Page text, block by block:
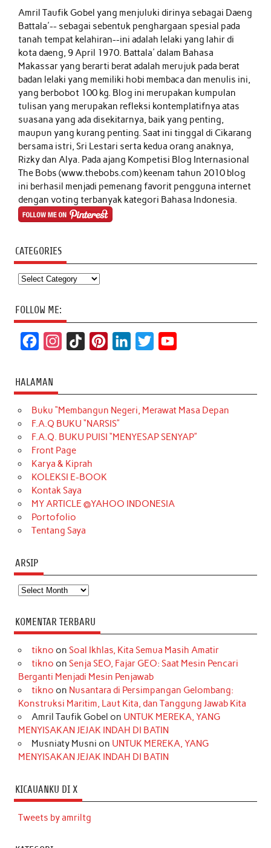
Amril Taufik Gobelyang menjuluki dirinya sebagai Daeng
Battala'-- sebagai sebentuk penghargaan spesial pada
tanah tempat kelahiran--ini adalah lelaki yang lahir di
kota daeng, 9 April 1970. Battala' dalam Bahasa
Makassar yang berarti berat adalah merujuk pada berat
badan lelaki yang memiliki hobi membaca dan menulis ini,
yang berbobot 100 kg. Blog ini merupakan kumpulan
tulisan yang merupakan refleksi kontemplatifnya atas
suasana yang ada disekitarnya, baik yang penting,
maupun yang kurang penting. Saat ini tinggal di Cikarang
bersama istri, Sri Lestari serta kedua orang anaknya,
Rizky dan Alya. Pada ajang Kompetisi Blog Internasional
The Bobs (www.thebobs.com) keenam tahun 2010 blog
ini berhasil menjadi pemenang favorit pengguna internet
dengan voting terbanyak kategori Bahasa Indonesia.
CATEGORIES
Categories
FOLLOW ME:
c
e
b
o
o
k
t
a
g
r
a
m
T
o
k
t
e
r
k
e
d
t
t
e
T
u
b
HALAMAN
Buku “Membangun Negeri, Merawat Masa Depan
F.A.Q BUKU “NARSIS”
F.A.Q. BUKU PUISI “MENYESAP SENYAP”
Front Page
Karya & Kiprah
KOLEKSI E-BOOK
Kontak Saya
MY ARTICLE @YAHOO INDONESIA
Portofolio
Tentang Saya
ARSIP
Arsip
KOMENTAR TERBARU
tikno on Soal Ikhlas, Kita Semua Masih Amatir
tikno on Senja SEO, Fajar GEO: Saat Mesin Pencari
Berganti Menjadi Mesin Penjawab
tikno on Nusantara di Persimpangan Gelombang:
Konstruksi Maritim, Laut Kita, dan Tanggung Jawab Kita
Amril Taufik Gobel on UNTUK MEREKA, YANG
MENYISAKAN JEJAK INDAH DI BATIN
Musniaty Musni on UNTUK MEREKA, YANG
MENYISAKAN JEJAK INDAH DI BATIN
KICAUANKU DI X
Tweets by amriltg